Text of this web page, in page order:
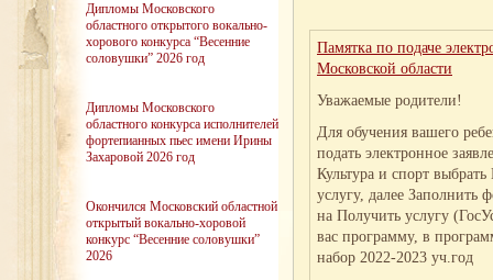
Дипломы Московского
областного открытого вокально-
хорового конкурса “Весенние
соловушки” 2026 год
Дипломы Московского
областного конкурса исполнителей
фортепианных пьес имени Ирины
Захаровой 2026 год
Окончился Московский областной
открытый вокально-хоровой
конкурс “Весенние соловушки”
2026
Памятка по подаче
Московской области
Уважаемые родители!
Для обучения вашего
подать электронное
Культура и спорт
услугу, далее Заполнить
на Получить услугу
вас программу, в
набор 2022-2023 уч.год